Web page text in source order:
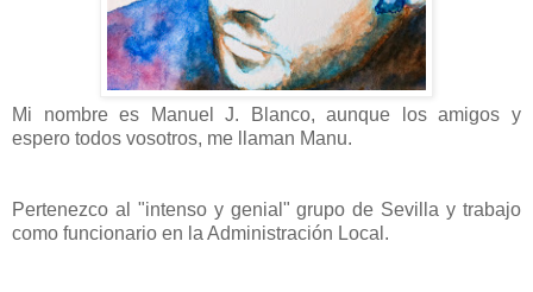
Mi nombre es Manuel J. Blanco, aunque los amigos y
espero todos vosotros, me llaman Manu.
Pertenezco al "intenso y genial" grupo de Sevilla y trabajo
como funcionario en la Administración Local.